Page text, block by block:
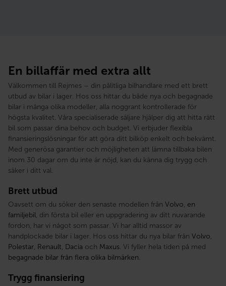
En billaffär med extra allt
Välkommen till Rejmes – din pålitliga bilhandlare med ett brett
utbud av bilar i lager. Hos oss hittar du både nya och begagnade
bilar i många olika modeller, alla noggrant kontrollerade för
högsta kvalitet. Våra specialiserade säljare hjälper dig att hitta rätt
bil som passar dina behov och budget. Vi erbjuder flexibla
finansieringslösningar för att göra ditt bilköp enkelt och bekvämt.
Med generösa garantier och möjligheten att lämna tillbaka bilen
inom 30 dagar om du inte är nöjd, kan du känna dig trygg och
säker i ditt val.
Brett utbud
Oavsett om du söker den senaste modellen från Volvo, en
familjebil, din första bil eller en uppgradering av ditt nuvarande
fordon, har vi något som passar. Vi har alltid massor av
handplockade bilar i lager. Hos oss hittar du nya bilar från Volvo,
Polestar, Renault, Dacia och Maxus. Vi fyller hela tiden på med
begagnade bilar från flera olika bilmärken.
Trygg finansiering